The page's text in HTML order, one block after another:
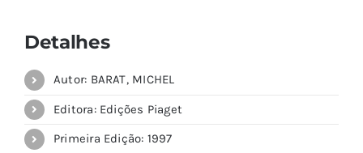
Detalhes
Autor: BARAT, MICHEL
Editora: Edições Piaget
Primeira Edição: 1997